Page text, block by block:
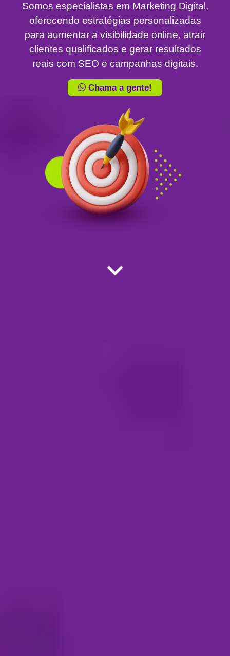
Somos especialistas em Marketing Digital,
oferecendo estratégias personalizadas
para aumentar a visibilidade online, atrair
clientes qualificados e gerar resultados
reais com SEO e campanhas digitais.
Chama a gente!